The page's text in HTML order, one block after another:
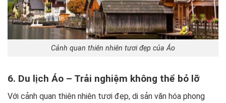
Cảnh quan thiên nhiên tươi đẹp của Áo
6. Du lịch Áo – Trải nghiệm không thể bỏ lỡ
Với cảnh quan thiên nhiên tươi đẹp, di sản văn hóa phong